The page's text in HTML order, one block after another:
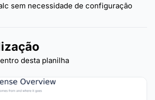
sem necessidade de configuração
desta planilha